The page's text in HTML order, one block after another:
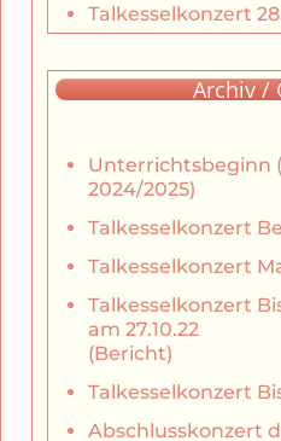
Talkesselkonzert
Archiv /
Unterrichtsbeginn
2024/2025)
Talkesselkonzert
Talkesselkonzert
Talkesselkonzert
am 27.10.22
(Bericht)
Talkesselkonzert
Abschlusskonzert